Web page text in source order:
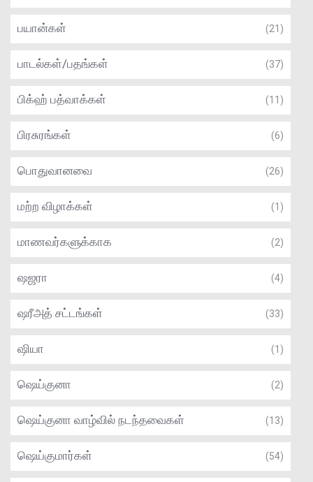
பயான்கள் (21)
பாடல்கள்/பதங்கள் (37)
பிக்ஹ் பத்வாக்கள் (11)
பிரசுரங்கள் (6)
பொதுவானவை (26)
மற்ற விழாக்கள் (1)
மாணவர்களுக்காக (2)
ஷஜரா (4)
ஷரீஅத் சட்டங்கள் (33)
ஷியா (1)
ஷெய்குனா (2)
ஷெய்குனா வாழ்வில் நடந்தவைகள் (13)
ஷெய்குமார்கள் (54)